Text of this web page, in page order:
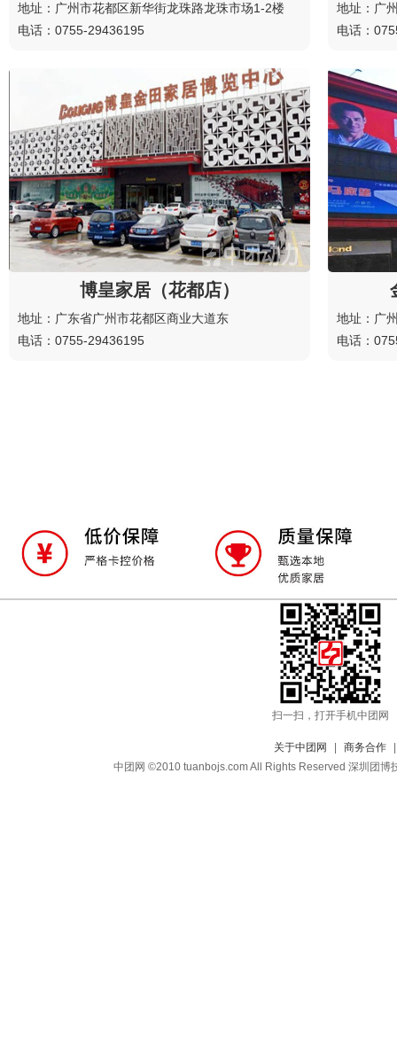
地址：广州市花都区新华街龙珠路龙珠市场1-2楼
电话：0755-29436195
地址：广
电话：
博皇家居（花都店）
地址：广东省广州市花都区商业大道东
电话：0755-29436195
地址：广
电话：
扫一扫，打开手机中团网
关于中团网 商务合作
中团网 ©2010 tuanbojs.com All Rights Reserved 深圳团